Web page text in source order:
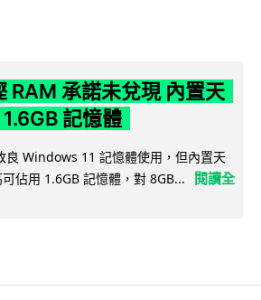
承諾未兌現 內置天
記憶體
Windows 11 記憶體使用，但內置天
佔用 1.6GB 記憶體，對 8GB...
閱讀全